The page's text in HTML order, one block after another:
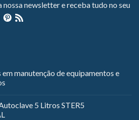
newsletter e receba tudo no seu
em manutenção de equipamentos e
5 Litros STER5